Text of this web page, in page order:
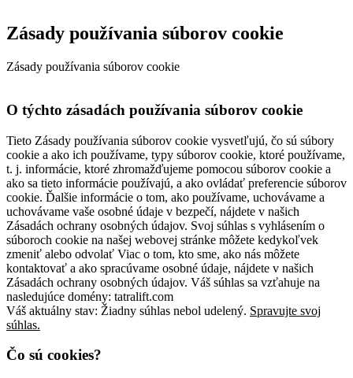
Zásady používania súborov cookie
Zásady používania súborov cookie
O týchto zásadách používania súborov cookie
Tieto Zásady používania súborov cookie vysvetľujú, čo sú súbory
cookie a ako ich používame, typy súborov cookie, ktoré používame,
t. j. informácie, ktoré zhromažďujeme pomocou súborov cookie a
ako sa tieto informácie používajú, a ako ovládať preferencie súborov
cookie. Ďalšie informácie o tom, ako používame, uchovávame a
uchovávame vaše osobné údaje v bezpečí, nájdete v našich
Zásadách ochrany osobných údajov. Svoj súhlas s vyhlásením o
súboroch cookie na našej webovej stránke môžete kedykoľvek
zmeniť alebo odvolať Viac o tom, kto sme, ako nás môžete
kontaktovať a ako spracúvame osobné údaje, nájdete v našich
Zásadách ochrany osobných údajov. Váš súhlas sa vzťahuje na
nasledujúce domény: tatralift.com
Váš aktuálny stav: Žiadny súhlas nebol udelený. Spravujte svoj
súhlas.
Čo sú cookies?